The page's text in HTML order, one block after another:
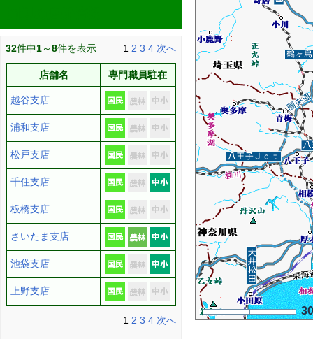
32件中1～8件を表示 1 2 3 4 次へ
店舗名 専門職員駐在
越谷支店
浦和支店
松戸支店
千住支店
板橋支店
さいたま支店
池袋支店
上野支店
1 2 3 4 次へ